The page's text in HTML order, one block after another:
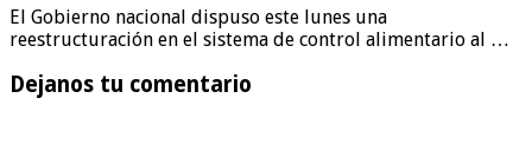
El Gobierno nacional dispuso este lunes una
reestructuración en el sistema de control alimentario al …
Dejanos tu comentario